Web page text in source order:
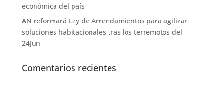
económica del país
AN reformará Ley de Arrendamientos para agilizar
soluciones habitacionales tras los terremotos del
24Jun
Comentarios recientes